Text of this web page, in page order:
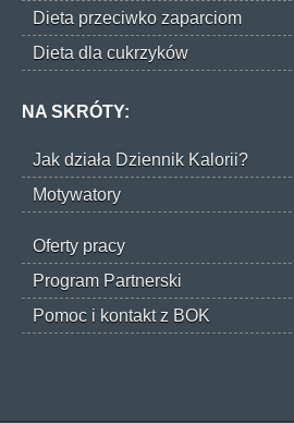
Dieta przeciwko zaparciom
Dieta dla cukrzyków
NA SKRÓTY:
Jak działa Dziennik Kalorii?
Motywatory
Oferty pracy
Program Partnerski
Pomoc i kontakt z BOK